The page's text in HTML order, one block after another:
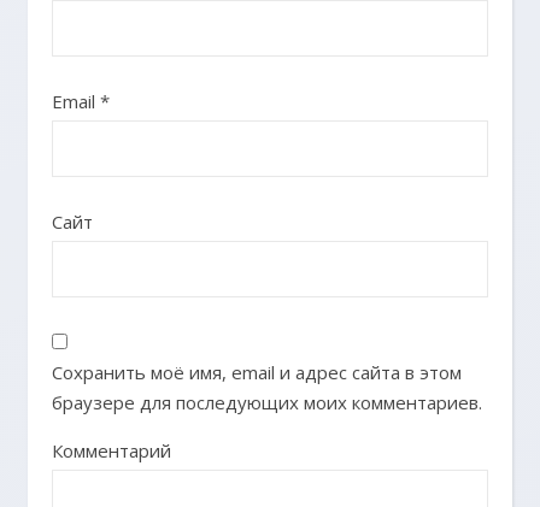
Email *
Сайт
Сохранить моё имя, email и адрес сайта в этом
браузере для последующих моих комментариев.
Комментарий